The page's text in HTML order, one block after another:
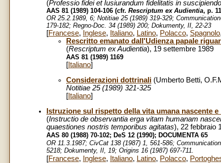
(Professio fidei et Iusiurandum fidelitatis in
AAS 81 (1989) 104-106 (cfr. Rescriptum ex Audientia, p.
OR 25.2.1989, 6; Notitiae 25 (1989) 319-329;
179-182; Regno-Doc. 34 (1989) 200; Dokumenty, II, 22-23
[Francese, Inglese, Italiano, Latino, Polacco, Spagnolo
Rescritto emanato dall'Udienza papale
(Rescriptum ex Audientia), 19 settembre 1989
AAS 81 (1989) 1169
[ Italiano]
Considerazioni dottrinali (Umberto Betti,
Notitiae 25 (1989) 321-325
[ Italiano]
Istruzione sul rispetto della vita umana nascente
(Instructio de observantia erga vitam humanam
quaestiones nostris temporibus agitatas), 22 febbraio
AAS 80 (1988) 70-102; DeS 12 (1990); DOCUMENTA 65
OR 11.3.1987; CivCat 138 (1987) 1, 561-586;
5218; Dokumenty, II, 19; Origins 16 (1987) 697-711.
[Francese, Inglese, Italiano, Latino, Polacco,